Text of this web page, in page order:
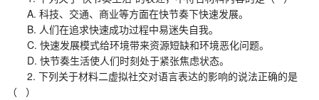
A. 科技、交通、商业等方面在快节奏下快速发展。
B. 人们在追求快速成功过程中易迷失自我。
C. 快速发展模式给环境带来资源短缺和环境恶化问题。
D. 快节奏生活使人们时刻处于紧张焦虑状态。
2. 下列关于材料二虚拟社交对语言表达的影响的说法正确的是
（ ）